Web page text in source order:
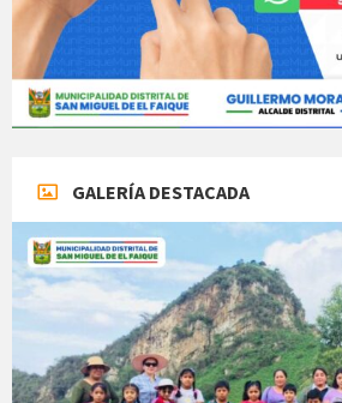
GALERÍA DESTACADA